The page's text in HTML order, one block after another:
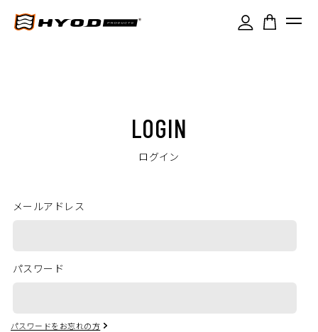
LOGIN
ログイン
メールアドレス
パスワード
パスワードをお忘れの方